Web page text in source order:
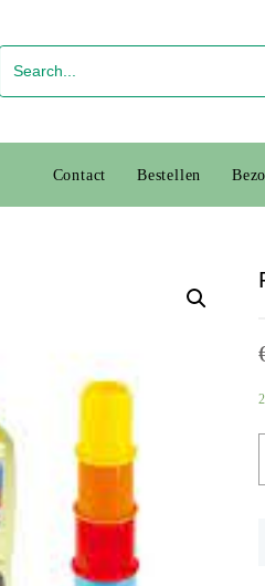
Contact Bestellen